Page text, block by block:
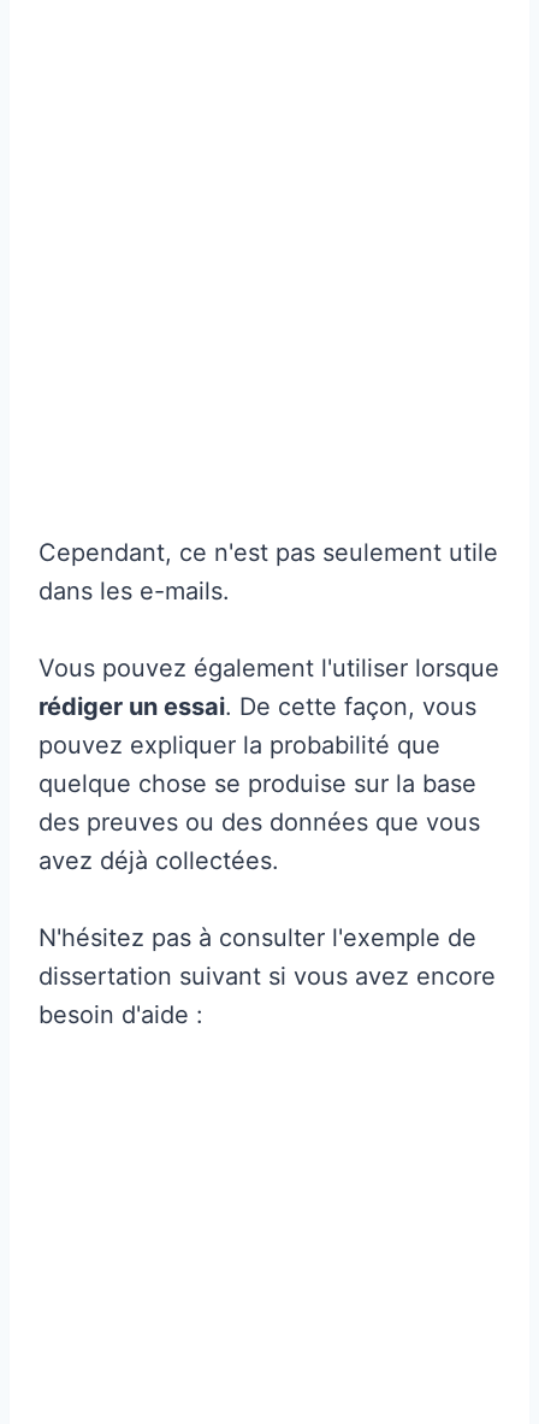
Cependant, ce n'est pas seulement utile
dans les e-mails.
Vous pouvez également l'utiliser lorsque
rédiger un essai. De cette façon, vous
pouvez expliquer la probabilité que
quelque chose se produise sur la base
des preuves ou des données que vous
avez déjà collectées.
N'hésitez pas à consulter l'exemple de
dissertation suivant si vous avez encore
besoin d'aide :